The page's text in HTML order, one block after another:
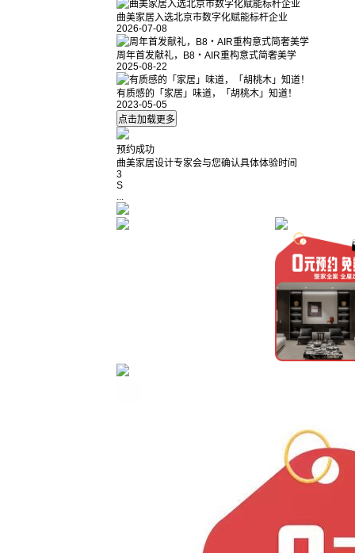
曲美家居入选北京市数字化赋能标杆企业
2026-07-08
周年首发献礼，B8・AIR重构意式简奢美学
2025-08-22
有质感的「家居」味道，「胡桃木」知道！
2023-05-05
预约成功
曲美家居设计专家会与您确认具体体验时间
3
S
...